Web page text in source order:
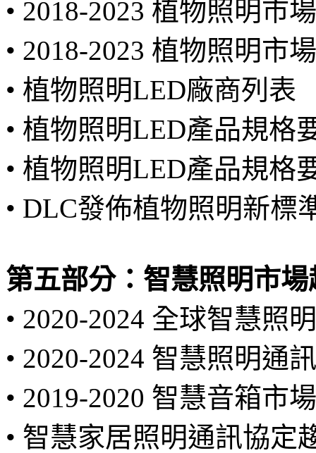
• 2018-2023 植物照明市
• 2018-2023 植物照明市
• 植物照明LED廠商列表
• 植物照明LED產品規格
• 植物照明LED產品規格
• DLC發佈植物照明新標
第五部分：智慧照明市場
• 2020-2024 全球智慧照
• 2020-2024 智慧照明通
• 2019-2020 智慧音箱市
• 智慧家居照明通訊協定